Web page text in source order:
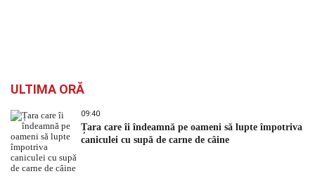
ULTIMA ORĂ
09:40
Țara care îi îndeamnă pe oameni să lupte împotriva
caniculei cu supă de carne de câine